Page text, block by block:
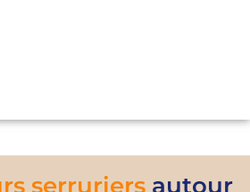
serruriers autour